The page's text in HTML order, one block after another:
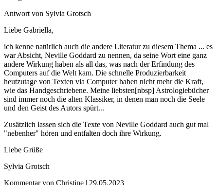
Antwort von Sylvia Grotsch
Liebe Gabriella,
ich kenne natürlich auch die andere Literatur zu diesem Thema ... es
war Absicht, Neville Goddard zu nennen, da seine Wort eine ganz
andere Wirkung haben als all das, was nach der Erfindung des
Computers auf die Welt kam. Die schnelle Produzierbarkeit
heutzutage von Texten via Computer haben nicht mehr die Kraft,
wie das Handgeschriebene. Meine liebsten[nbsp] Astrologiebücher
sind immer noch die alten Klassiker, in denen man noch die Seele
und den Geist des Autors spürt...
Zusätzlich lassen sich die Texte von Neville Goddard auch gut mal
"nebenher" hören und entfalten doch ihre Wirkung.
Liebe Grüße
Sylvia Grotsch
Kommentar von Christine | 29.05.2023